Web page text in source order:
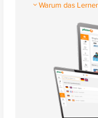
Warum das